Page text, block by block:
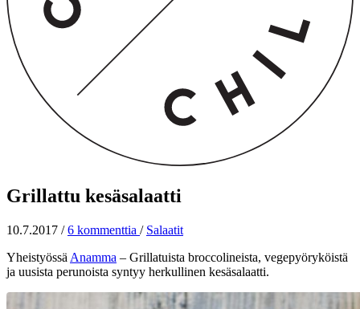
Grillattu kesäsalaatti
10.7.2017 / 6 kommenttia / Salaatit
Yheistyössä Anamma – Grillatuista broccolineista, vegepyöryköistä
ja uusista perunoista syntyy herkullinen kesäsalaatti.